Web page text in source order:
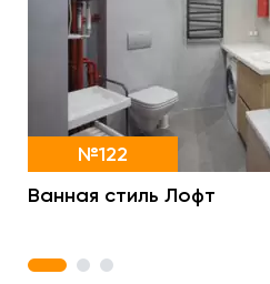
№122
Ванная стиль Лофт
1 2 3